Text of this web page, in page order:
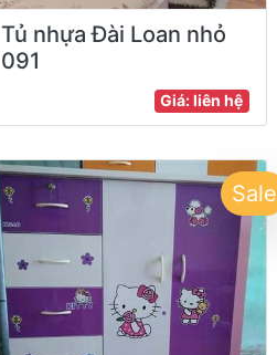
Tủ nhựa Đài Loan nhỏ
091
Giá: liên hệ
Sale